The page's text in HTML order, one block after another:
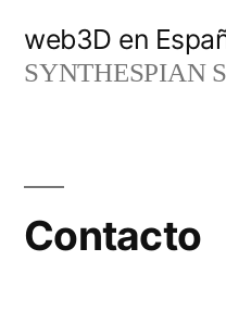
web3D en
SYNTHESPIAN
Contacto